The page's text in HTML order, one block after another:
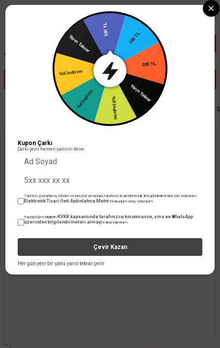
Tüm Banka Kartlarına Vade Farksız 3-5 Taksit Fırsatı Mailorder ile
Led Aydınlatma Şerit Led Cata Beyaz Işık Gold 12v İç Mekan
150 TL
Yarın Tekrar
%4 İndirim
Yarın Tekrar
Kupon Çarkı
Çarkı çevir hemen şansını dene.
Tanıtım, pazarlama, reklam ve benzeri amaçlarla tarafıma ticari elektronik ileti gönderilmesine izin veriyorum.
Elektronik Ticari İleti Aydınlatma Metni 'ni okudum onay veriyorum.
Paylaştığım bilgilerin KVKK kapsamında tarafınızca korunmasını, sms ve WhatsApp
üzerinden bilgilendirmeleri almayı kabul ediyorum.
Çevir Kazan
Her gün yeni bir şans yarın tekrar çevir